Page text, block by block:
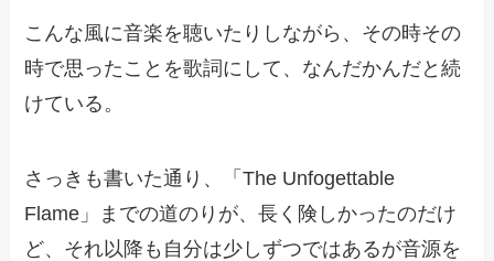
こんな風に音楽を聴いたりしながら、その時その
時で思ったことを歌詞にして、なんだかんだと続
けている。
さっきも書いた通り、「The Unfogettable
Flame」までの道のりが、長く険しかったのだけ
ど、それ以降も自分は少しずつではあるが音源を